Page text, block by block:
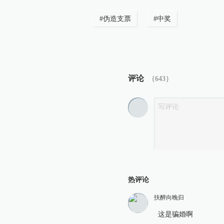
#伪造支票 #中奖
评论 （643）
热评论
扶醉向晚归
这是骗婚啊